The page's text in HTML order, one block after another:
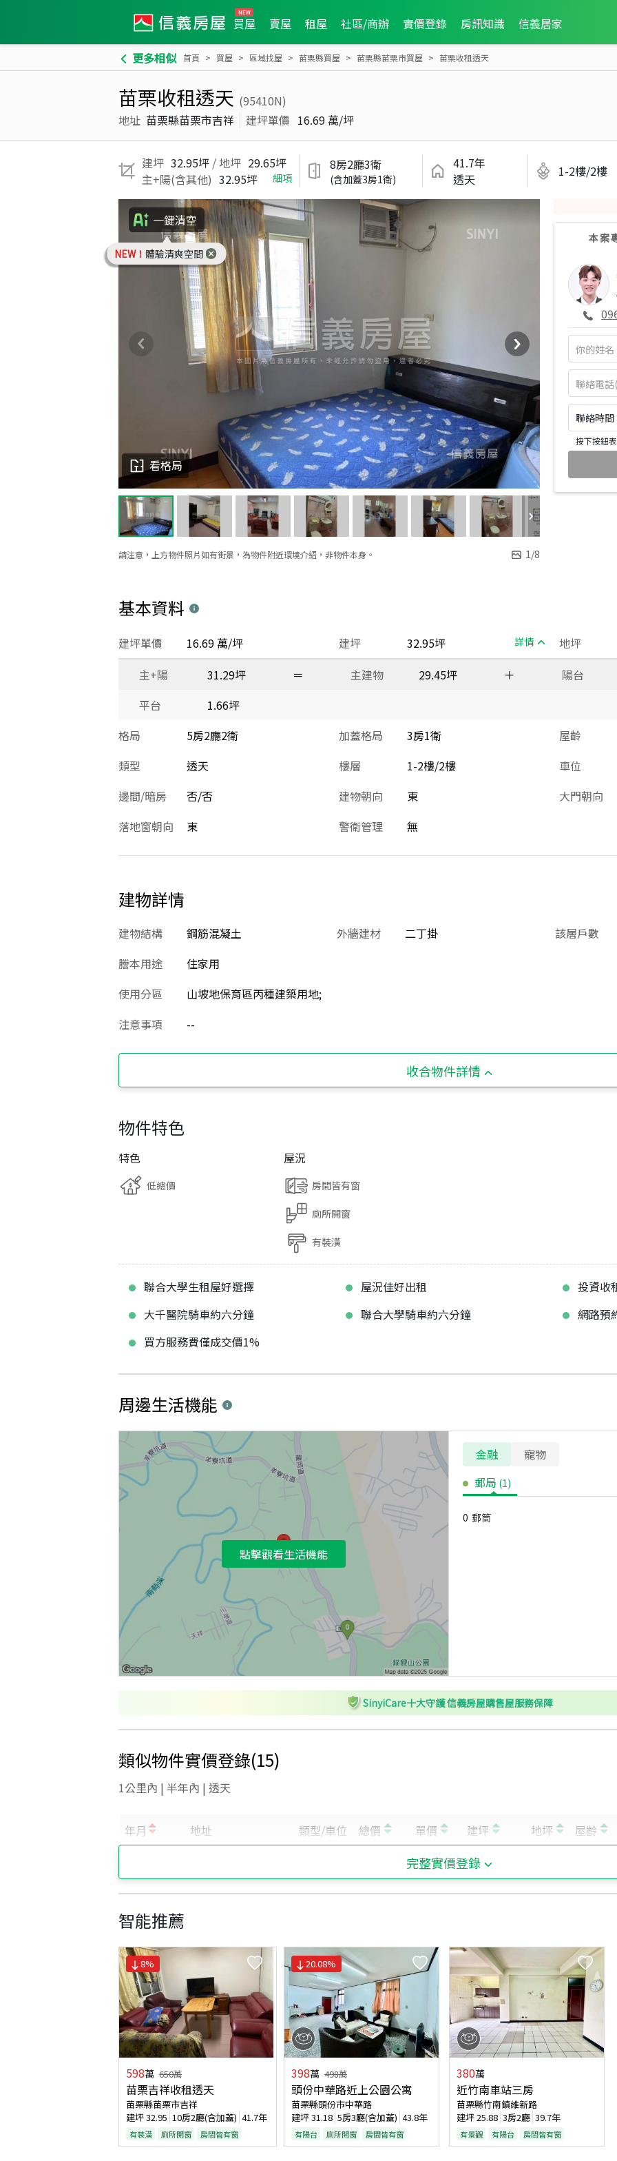
買屋 賣屋 租屋 社區/商辦 實價登錄 房訊知識 信義居家
更多相似 首頁 買屋 區域找屋 苗栗縣買屋 苗栗縣苗栗市買屋 苗栗收租透天
苗栗收租透天 (95410N)
地址 苗栗縣苗栗市吉祥 建坪單價 16.69 萬/坪
建坪 32.95坪 / 地坪 29.65坪
主+陽(含其他) 32.95坪 細項
8房2廳3衛
(含加蓋3房1衛)
41.7年
透天
1-2樓/2樓
一鍵清空
NEW！ 體驗清爽空間
請注意，上方物件照片如有街景，為物件附近環境介紹，非物件本身。 1/8
看格局
本案
聯絡時
按下按鈕
基本資料
建坪 32.95坪 詳情
建坪單價 16.69 萬/坪
地坪
主+陽
31.29坪 ＝ 主建物 29.45坪 ＋
陽台
平台
1.66坪
格局
5房2廳2衛 加蓋格局 3房1衛
屋齡
類型
透天 樓層 1-2樓/2樓
車位
邊間/暗房
否/否 建物朝向 東
大門朝向
落地窗朝向
東 警衛管理 無
建物詳情
建物結構 鋼筋混凝土 外牆建材 二丁掛
該層戶數
謄本用途
住家用
使用分區
山坡地保育區丙種建築用地;
注意事項
--
收合物件詳情
物件特色
特色
低總價
屋況
房間皆有窗
廁所開窗
有裝潢
聯合大學生租屋好選擇 屋況佳好出租
投資收
大千醫院騎車約六分鐘
聯合大學騎車約六分鐘
網路預
買方服務費僅成交價1%
周邊生活機能
點擊觀看生活機能
金融
寵物
郵局 (1)
0 郵筒
SinyiCare十大守護 信義房屋購售屋服務保障
類似物件實價登錄(15)
1公里內 | 半年內 | 透天
完整實價登錄
智能推薦
8%
598萬 650萬
苗栗吉祥收租透天
苗栗縣苗栗市吉祥
建坪32.95 10房2廳(含加蓋) 41.7年
有裝潢 廁所開窗 房間皆有窗
20.08%
398萬 498萬
頭份中華路近上公園公寓
苗栗縣頭份市中華路
建坪31.18 5房3廳(含加蓋) 43.8年
有陽台 廁所開窗 房間皆有窗
380萬
近竹南車站三房
苗栗縣竹南鎮維新路
建坪25.88 3房2廳 39.7年
有景觀 有陽台 房間皆有窗